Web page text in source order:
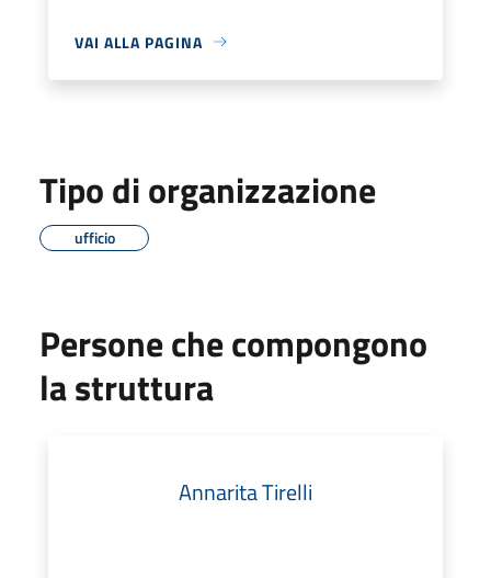
VAI ALLA PAGINA
Tipo di organizzazione
ufficio
Persone che compongono
la struttura
Annarita Tirelli